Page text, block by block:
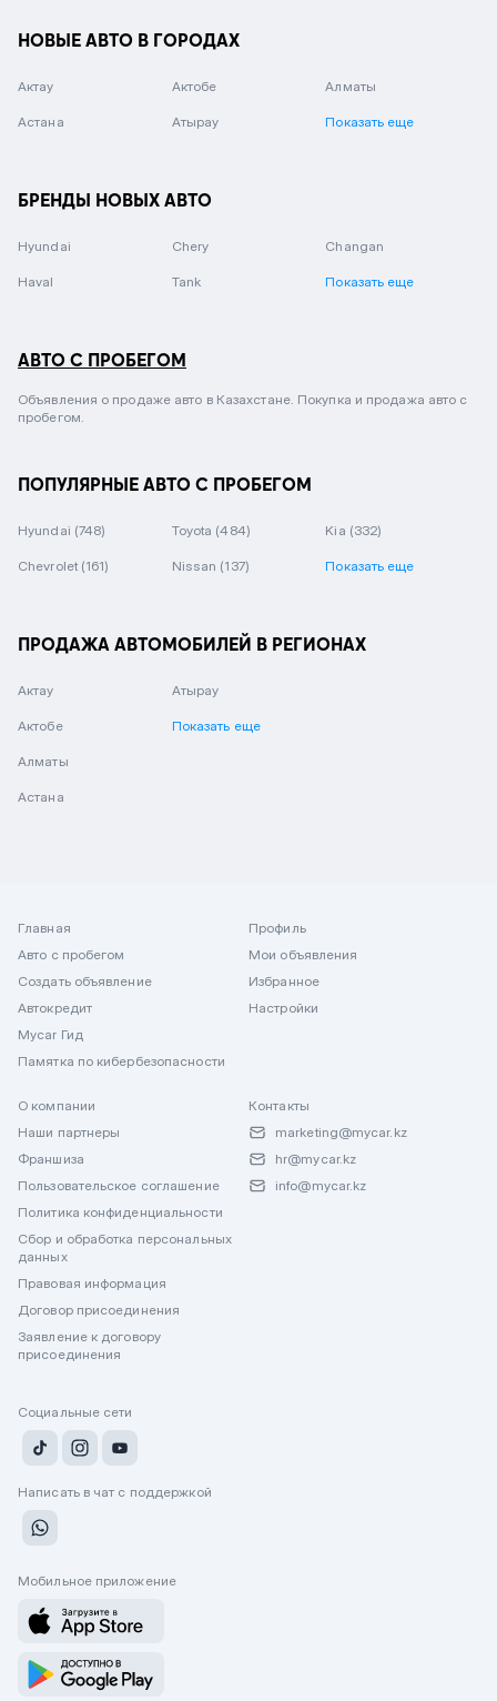
НОВЫЕ АВТО В ГОРОДАХ
Актау Актобе Алматы
Астана Атырау Показать еще
БРЕНДЫ НОВЫХ АВТО
Hyundai Chery Changan
Haval Tank Показать еще
АВТО С ПРОБЕГОМ
Объявления о продаже авто в Казахстане. Покупка и продажа авто с
пробегом.
ПОПУЛЯРНЫЕ АВТО С ПРОБЕГОМ
Hyundai (748) Toyota (484) Kia (332)
Chevrolet (161) Nissan (137) Показать еще
ПРОДАЖА АВТОМОБИЛЕЙ В РЕГИОНАХ
Актау
Актобе
Алматы
Астана
Атырау
Показать еще
Главная
Авто с пробегом
Создать объявление
Автокредит
Mycar Гид
Памятка по кибербезопасности
Профиль
Мои объявления
Избранное
Настройки
О компании
Наши партнеры
Франшиза
Пользовательское соглашение
Политика конфиденциальности
Сбор и обработка персональных
данных
Правовая информация
Договор присоединения
Заявление к договору
присоединения
Контакты
marketing@mycar.kz
hr@mycar.kz
info@mycar.kz
Социальные сети
Написать в чат с поддержкой
Мобильное приложение